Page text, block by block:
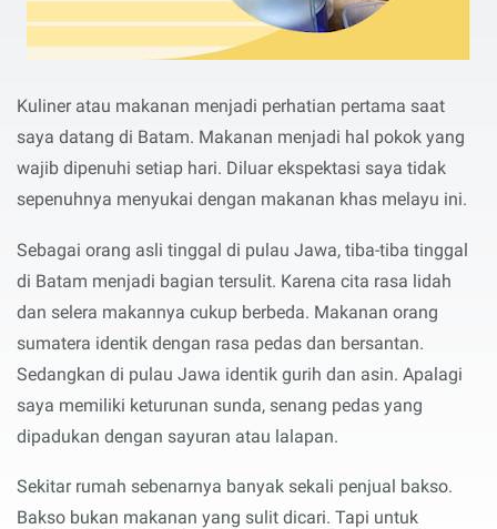
Kuliner atau makanan menjadi perhatian pertama saat
saya datang di Batam. Makanan menjadi hal pokok yang
wajib dipenuhi setiap hari. Diluar ekspektasi saya tidak
sepenuhnya menyukai dengan makanan khas melayu ini.
Sebagai orang asli tinggal di pulau Jawa, tiba-tiba tinggal
di Batam menjadi bagian tersulit. Karena cita rasa lidah
dan selera makannya cukup berbeda. Makanan orang
sumatera identik dengan rasa pedas dan bersantan.
Sedangkan di pulau Jawa identik gurih dan asin. Apalagi
saya memiliki keturunan sunda, senang pedas yang
dipadukan dengan sayuran atau lalapan.
Sekitar rumah sebenarnya banyak sekali penjual bakso.
Bakso bukan makanan yang sulit dicari. Tapi untuk